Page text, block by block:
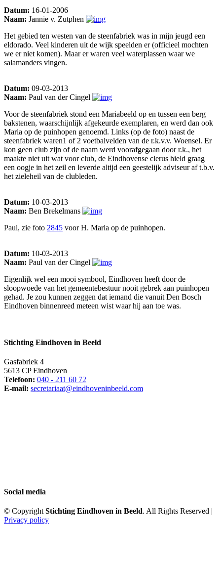
Datum: 16-01-2006
Naam: Jannie v. Zutphen
Het gebied ten westen van de steenfabriek was in mijn jeugd een
eldorado. Veel kinderen uit de wijk speelden er (officieel mochten
we er niet komen). Maar er waren veel waterplassen waar we
salamanders vingen.
Datum: 09-03-2013
Naam: Paul van der Cingel
Voor de steenfabriek stond een Mariabeeld op en tussen een berg
bakstenen, waarschijnlijk afgekeurde exemplaren, en werd dan ook
Maria op de puinhopen genoemd. Links (op de foto) naast de
steenfabriek waren1 of 2 voetbalvelden van de r.k.v.v. Woensel. Er
kon geen club zijn of de naam werd voorafgegaan door r.k., het
maakte niet uit wat voor club, de Eindhovense clerus hield graag
een oogje in het zeil en leverde altijd een geestelijk adviseur af t.b.v.
het zieleheil van de clubleden.
Datum: 10-03-2013
Naam: Ben Brekelmans
Paul, zie foto 2845 voor H. Maria op de puinhopen.
Datum: 10-03-2013
Naam: Paul van der Cingel
Eigenlijk wel een mooi symbool, Eindhoven heeft door de
sloopwoede van het gemeentebestuur nooit gebrek aan puinhopen
gehad. Je zou kunnen zeggen dat iemand die vanuit Den Bosch
Eindhoven binnenreed meteen wist waar hij aan toe was.
Stichting Eindhoven in Beeld
Gasfabriek 4
5613 CP Eindhoven
Telefoon: 040 - 211 60 72
E-mail: secretariaat@eindhoveninbeeld.com
Social media
© CopyrightStichting Eindhoven in Beeld. All Rights Reserved |
Privacy policy